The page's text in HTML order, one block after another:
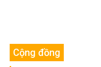
Cộng đồng